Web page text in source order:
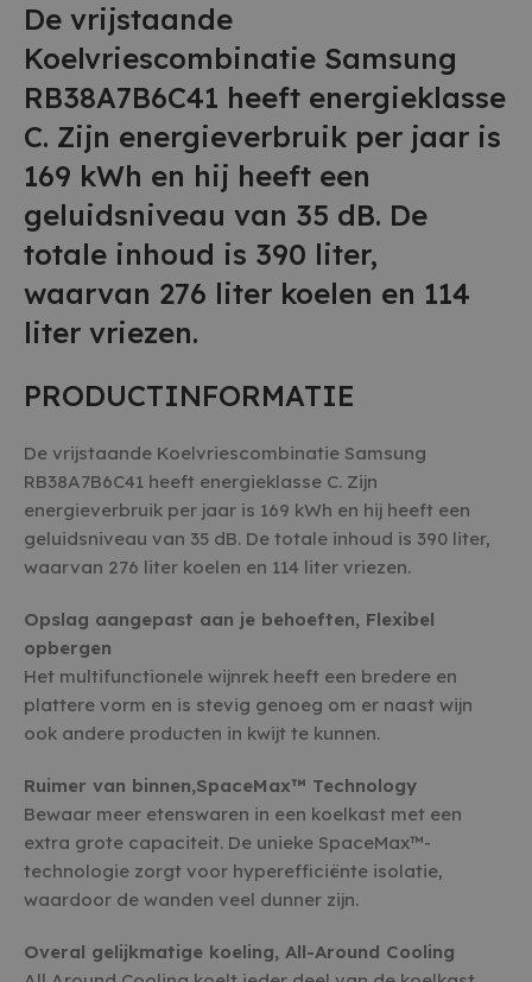
De vrijstaande
Koelvriescombinatie Samsung
RB38A7B6C41 heeft energieklasse
C. Zijn energieverbruik per jaar is
169 kWh en hij heeft een
geluidsniveau van 35 dB. De
totale inhoud is 390 liter,
waarvan 276 liter koelen en 114
liter vriezen.
PRODUCTINFORMATIE
De vrijstaande Koelvriescombinatie Samsung
RB38A7B6C41 heeft energieklasse C. Zijn
energieverbruik per jaar is 169 kWh en hij heeft een
geluidsniveau van 35 dB. De totale inhoud is 390 liter,
waarvan 276 liter koelen en 114 liter vriezen.
Opslag aangepast aan je behoeften, Flexibel
opbergen
Het multifunctionele wijnrek heeft een bredere en
plattere vorm en is stevig genoeg om er naast wijn
ook andere producten in kwijt te kunnen.
Ruimer van binnen,SpaceMax™ Technology
Bewaar meer etenswaren in een koelkast met een
extra grote capaciteit. De unieke SpaceMax™-
technologie zorgt voor hyperefficiënte isolatie,
waardoor de wanden veel dunner zijn.
Overal gelijkmatige koeling, All-Around Cooling